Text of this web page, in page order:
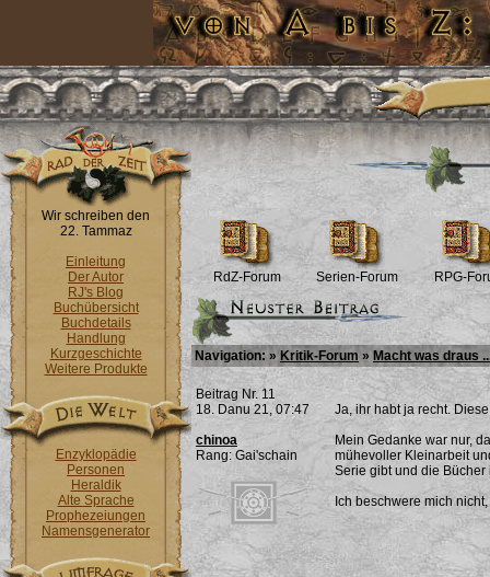
Wir schreiben den
22. Tammaz
Einleitung
Der Autor
RJ's Blog
Buchübersicht
Buchdetails
Handlung
Kurzgeschichte
Weitere Produkte
Enzyklopädie
Personen
Heraldik
Alte Sprache
Prophezeiungen
Namensgenerator
RdZ-Forum Serien-Forum RPG-
Navigation: » Kritik-Forum » Macht was draus
Beitrag Nr. 11
18. Danu 21, 07:47
chinoa
Rang: Gai'schain
Ja, ihr habt ja recht.
Mein Gedanke war nur,
mühevoller Kleinarbeit
Serie gibt und die
Ich beschwere mich